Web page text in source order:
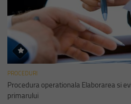
PROCEDURI
Procedura operationala Elaborarea si
primarului